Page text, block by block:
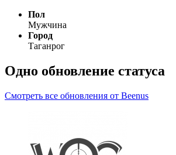
Пол
Мужчина
Город
Таганрог
Одно обновление статуса
Смотреть все обновления от Beenus